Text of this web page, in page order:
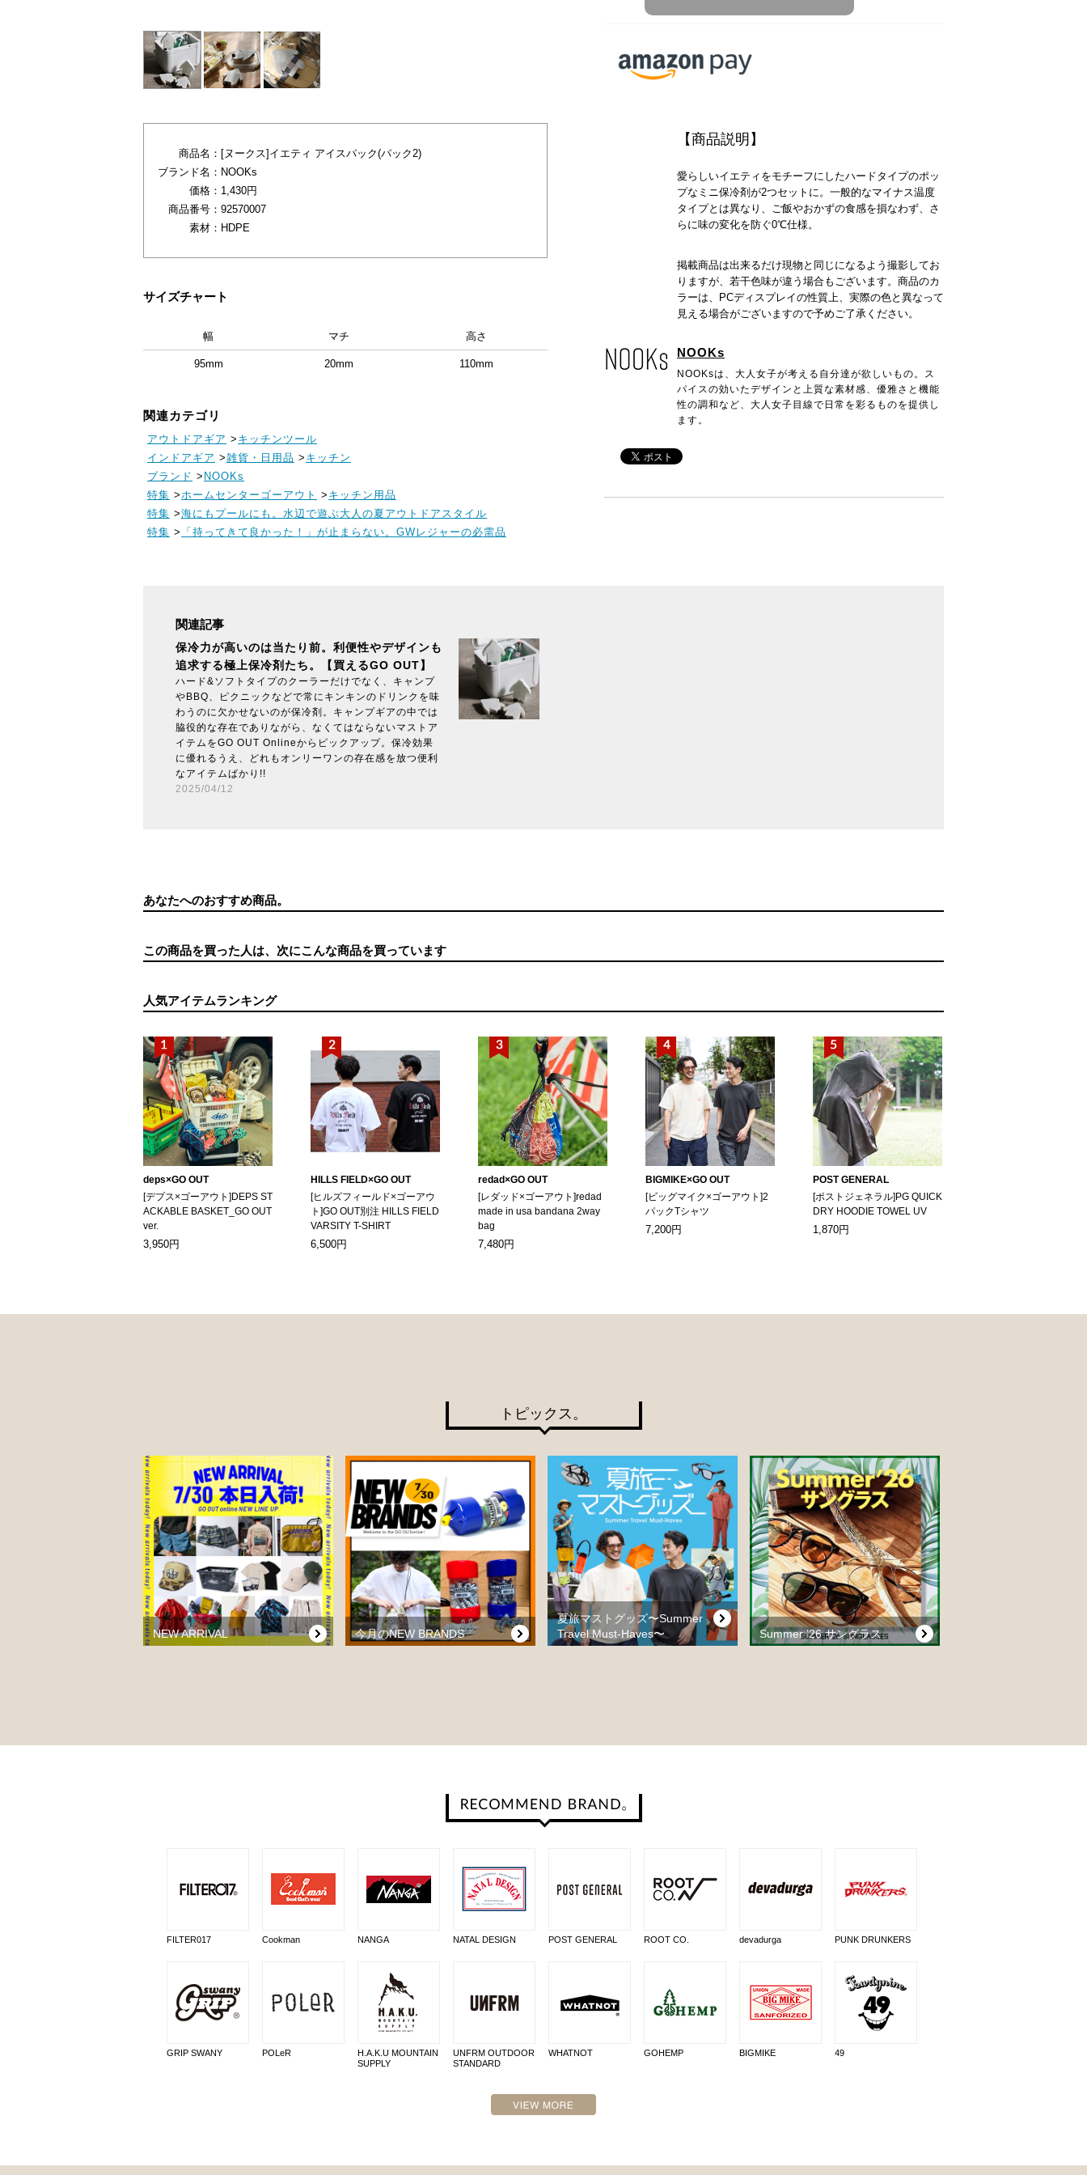
【商品説明】
愛らしいイエティをモチーフにしたハードタイプのポッ
プなミニ保冷剤が2つセットに。一般的なマイナス温度
タイプとは異なり、ご飯やおかずの食感を損なわず、さ
らに味の変化を防ぐ0℃仕様。
掲載商品は出来るだけ現物と同じになるよう撮影してお
りますが、若干色味が違う場合もございます。商品のカ
ラーは、PCディスプレイの性質上、実際の色と異なって
見える場合がございますので予めご了承ください。
NOOKs
NOOKsは、大人女子が考える自分達が欲しいもの。ス
パイスの効いたデザインと上質な素材感、優雅さと機能
性の調和など、大人女子目線で日常を彩るものを提供し
ます。
商品名： [ヌークス]イエティ アイスパック(パック2)
ブランド名： NOOKs
価格： 1,430円
商品番号： 92570007
素材： HDPE
サイズチャート
幅 マチ 高さ
95mm 20mm 110mm
関連カテゴリ
アウトドアギア > キッチンツール
インドアギア >雑貨・日用品 > キッチン
ブランド > NOOKs
特集 >ホームセンターゴーアウト > キッチン用品
特集 >海にもプールにも。水辺で遊ぶ大人の夏アウトドアスタイル
特集 > 「持ってきて良かった！」が止まらない。GWレジャーの必需品
関連記事
保冷力が高いのは当たり前。利便性やデザインも
追求する極上保冷剤たち。【買えるGO OUT】
ハード&ソフトタイプのクーラーだけでなく、キャンプ
やBBQ、ピクニックなどで常にキンキンのドリンクを味
わうのに欠かせないのが保冷剤。キャンプギアの中では
脇役的な存在でありながら、なくてはならないマストア
イテムをGO OUT Onlineからピックアップ。保冷効果
に優れるうえ、どれもオンリーワンの存在感を放つ便利
なアイテムばかり!!
2025/04/12
あなたへのおすすめ商品。
この商品を買った人は、次にこんな商品を買っています
人気アイテムランキング
deps×GO OUT
[デプス×ゴーアウト]DEPS ST
ACKABLE BASKET_GO OUT
ver.
3,950円
HILLS FIELD×GO OUT
[ヒルズフィールド×ゴーアウ
ト]GO OUT別注 HILLS FIELD
VARSITY T-SHIRT
6,500円
redad×GO OUT
[レダッド×ゴーアウト]redad
made in usa bandana 2way
bag
7,480円
BIGMIKE×GO OUT
[ビッグマイク×ゴーアウト]2
パックTシャツ
7,200円
POST GENERAL
[ポストジェネラル]PG QUICK
DRY HOODIE TOWEL UV
1,870円
トピックス。
NEW ARRIVAL 今月のNEW BRANDS
夏旅マストグッズ〜Summer
Travel Must-Haves〜
Summer ’26 サングラス
FILTER017 Cookman NANGA NATAL DESIGN POST GENERAL ROOT CO. devadurga PUNK DRUNKERS
GRIP SWANY POLeR
H.A.K.U MOUNTAIN
SUPPLY
UNFRM OUTDOOR
STANDARD
WHATNOT GOHEMP BIGMIKE 49